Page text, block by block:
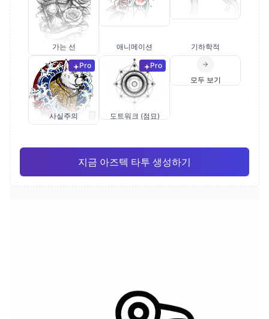
가는 선 애니메이션 기하학적
Pro
사실주의
Pro
도트워크 (점묘)
모두 보기
지금 아즈텍 타투 생성하기